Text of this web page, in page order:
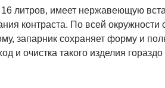
литров, имеет нержавеющую
контраста. По всей окружности
запарник сохраняет форму и
и очистка такого изделия